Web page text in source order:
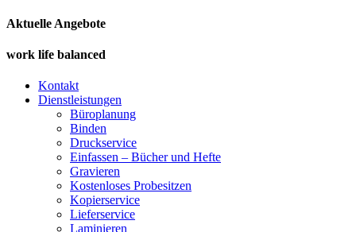
Aktuelle Angebote
work life balanced
Kontakt
Dienstleistungen
Büroplanung
Binden
Druckservice
Einfassen – Bücher und Hefte
Gravieren
Kostenloses Probesitzen
Kopierservice
Lieferservice
Laminieren